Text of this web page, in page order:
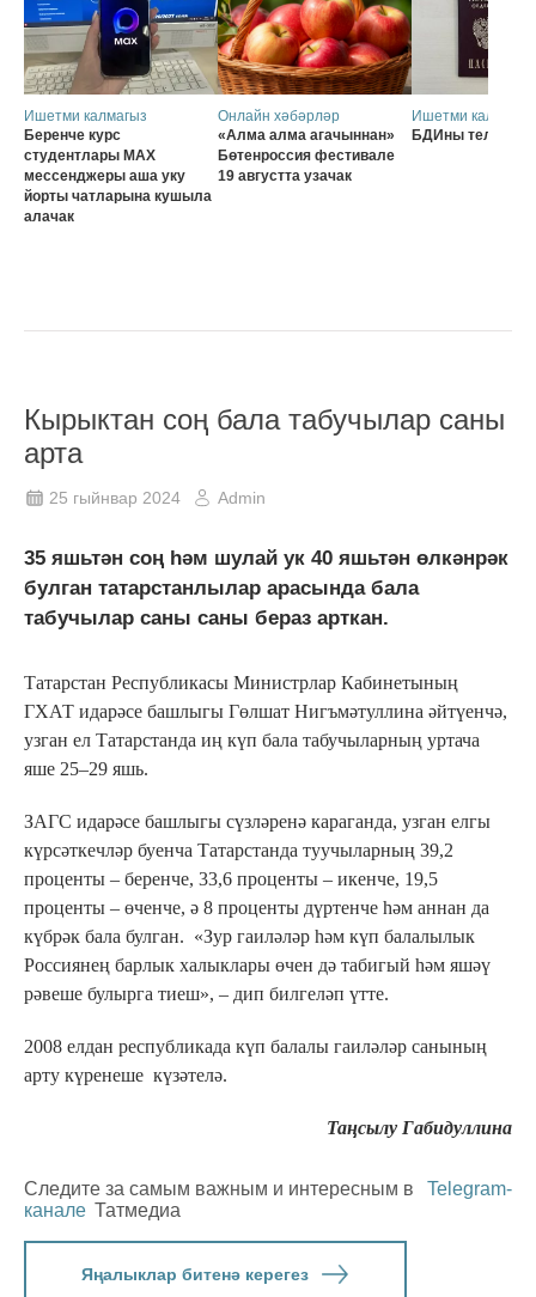
Ишетми калмагыз
Беренче курс
студентлары MAX
мессенджеры аша уку
йорты чатларына кушыла
алачак
Онлайн хәбәрләр
«Алма алма агачыннан»
Бөтенроссия фестивале
19 августта узачак
Ишетми калмагыз
БДИны телдән
Кырыктан соң бала табучылар саны
арта
25 гыйнвар 2024 Admin
35 яшьтән соң һәм шулай ук 40 яшьтән өлкәнрәк
булган татарстанлылар арасында бала
табучылар саны саны бераз арткан.
Татарстан Республикасы Министрлар Кабинетының
ГХАТ идарәсе башлыгы Гөлшат Нигъмәтуллина әйтүенчә,
узган ел Татарстанда иң күп бала табучыларның уртача
яше 25–29 яшь.
ЗАГС идарәсе башлыгы сүзләренә караганда, узган елгы
күрсәткечләр буенча Татарстанда туучыларның 39,2
проценты – беренче, 33,6 проценты – икенче, 19,5
проценты – өченче, ә 8 проценты дүртенче һәм аннан да
күбрәк бала булган. «Зур гаиләләр һәм күп балалылык
Россиянең барлык халыклары өчен дә табигый һәм яшәү
рәвеше булырга тиеш», – дип билгеләп үтте.
2008 елдан республикада күп балалы гаиләләр санының
арту күренеше күзәтелә.
Таңсылу Габидуллина
Следите за самым важным и интересным в
Telegram-
канале Татмедиа
Яңалыклар битенә керегез